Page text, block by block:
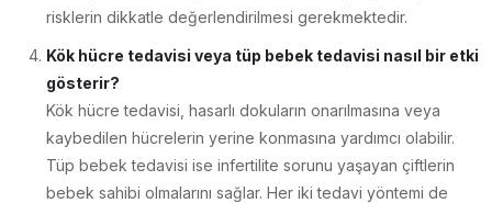
risklerin dikkatle değerlendirilmesi gerekmektedir.
Kök hücre tedavisi veya tüp bebek tedavisi nasıl bir etki
gösterir?
Kök hücre tedavisi, hasarlı dokuların onarılmasına veya
kaybedilen hücrelerin yerine konmasına yardımcı olabilir.
Tüp bebek tedavisi ise infertilite sorunu yaşayan çiftlerin
bebek sahibi olmalarını sağlar. Her iki tedavi yöntemi de